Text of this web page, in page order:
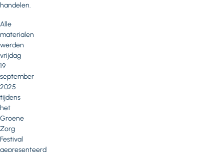
handelen.
Alle
materialen
werden
vrijdag
19
september
2025
tijdens
het
Groene
Zorg
Festival
gepresenteerd